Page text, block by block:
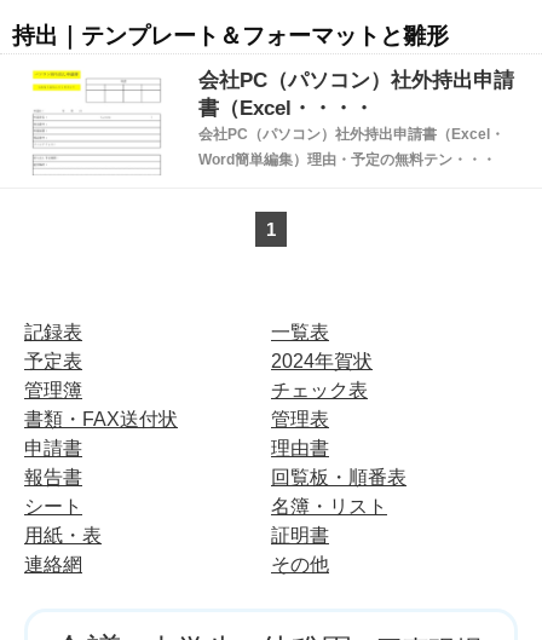
持出｜テンプレート＆フォーマットと雛形
会社PC（パソコン）社外持出申請
書（Excel・・・・
会社PC（パソコン）社外持出申請書（Excel・
Word簡単編集）理由・予定の無料テン・・・
1
記録表
一覧表
予定表
2024年賀状
管理簿
チェック表
書類・FAX送付状
管理表
申請書
理由書
報告書
回覧板・順番表
シート
名簿・リスト
用紙・表
証明書
連絡網
その他